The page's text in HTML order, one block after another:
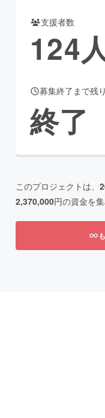
ティー・ヘルスケア
支援者数
124
募集終了まで残り
終了
このプロジェクトは、
2,370,000円の資金を集